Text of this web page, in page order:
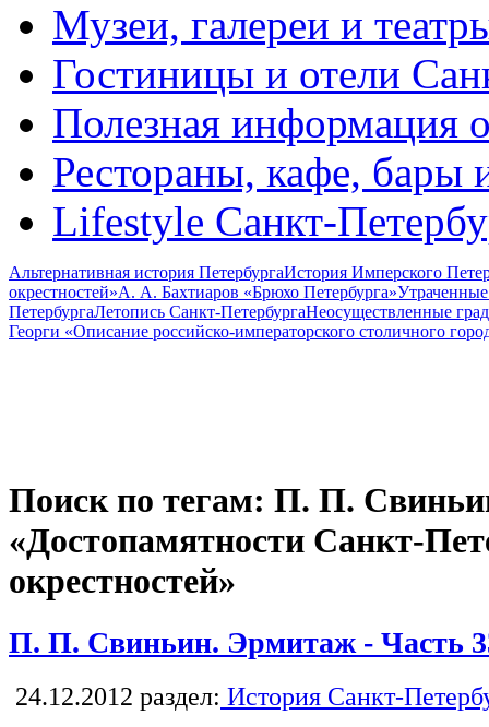
Музеи, галереи и
Гостиницы и отели
Полезная информация
Рестораны, кафе, бары
Lifestyle Санкт-
Альтернативная история ПетербургаИстория Имперского
окрестностей»А. А. Бахтиаров «Брюхо Петербурга»
ПетербургаЛетопись Санкт-ПетербургаНеосуществленные
Георги «Описание российско-императорского столичного
Поиск по тегам: П. П.
«Достопамятности Санкт-
окрестностей»
П. П. Свиньин. Эрмитаж - Часть
24.12.2012 раздел: История Санкт-